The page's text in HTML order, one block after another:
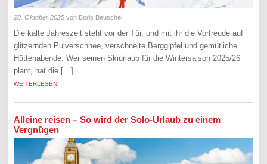
28. Oktober 2025 von Boris Beuschel
Die kalte Jahreszeit steht vor der Tür, und mit ihr die Vorfreude auf
glitzernden Pulverschnee, verschneite Berggipfel und gemütliche
Hüttenabende. Wer seinen Skiurlaub für die Wintersaison 2025/26
plant, hat die […]
WEITERLESEN →
Alleine reisen – So wird der Solo-Urlaub zu einem
Vergnügen